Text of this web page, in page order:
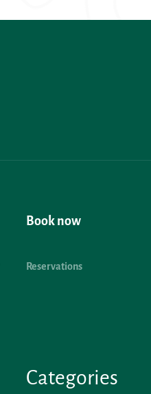
Book now
Reservations
Categories